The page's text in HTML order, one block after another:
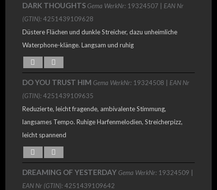
DARK THOUGHTS Gema WerkNr: 19324507 | EAN Nr
(GTIN):4251439109628
Düstere Flächen und dunkle Streicher, dazu unheimliche
Waterphone-klänge. Langsam und ruhig
DO YOU TRUST HIM Gema WerkNr: 19324508 | EAN Nr
(GTIN):4251439109635
Reduzierte, leicht fragende, ambivalente Stimmung,
langsames Tempo. Ruhige Harfenmelodien, Streicherpizz,
leicht spannend
DREAMING OF YESTERDAY Gema WerkNr: 19324509 |
EAN Nr (GTIN):4251439109642